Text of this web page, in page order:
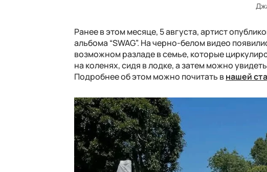
Ранее в этом месяце, 5 августа, артист
альбома “SWAG”. На черно-белом видео
возможном разладе в семье, которые
на коленях, сидя в лодке, а затем можно
Подробнее об этом можно почитать внашей